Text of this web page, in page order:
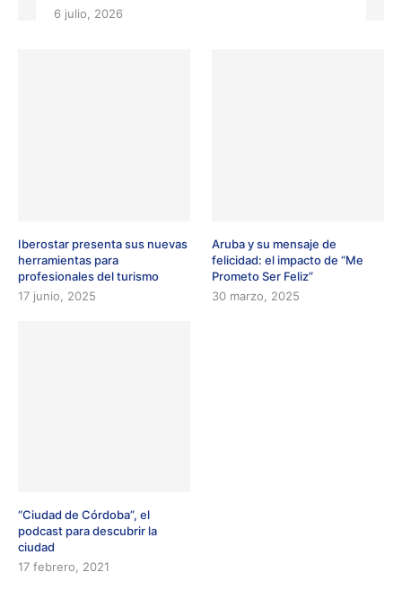
6 julio, 2026
Iberostar presenta sus nuevas
herramientas para
profesionales del turismo
17 junio, 2025
Aruba y su mensaje de
felicidad: el impacto de “Me
Prometo Ser Feliz”
30 marzo, 2025
“Ciudad de Córdoba”, el
podcast para descubrir la
ciudad
17 febrero, 2021